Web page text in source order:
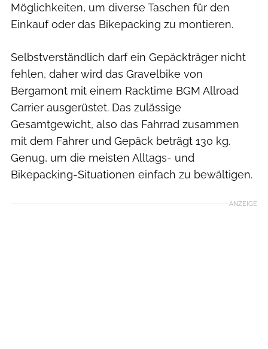
Möglichkeiten, um diverse Taschen für den
Einkauf oder das Bikepacking zu montieren.
Selbstverständlich darf ein Gepäckträger nicht
fehlen, daher wird das Gravelbike von
Bergamont mit einem Racktime BGM Allroad
Carrier ausgerüstet. Das zulässige
Gesamtgewicht, also das Fahrrad zusammen
mit dem Fahrer und Gepäck beträgt 130 kg.
Genug, um die meisten Alltags- und
Bikepacking-Situationen einfach zu bewältigen.
ANZEIGE